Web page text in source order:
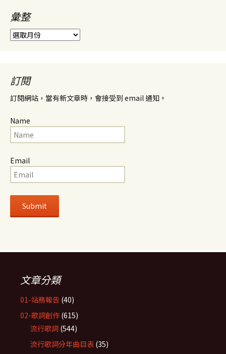
彙整
彙
整
訂閱
訂閱網站，當有新文章時，會接受到 email 通知。
Name
Email
文章分類
01-站務報告 (40)
02-歌詞創作 (615)
流行歌詞 (544)
流行歌詞分年曲目表 (35)